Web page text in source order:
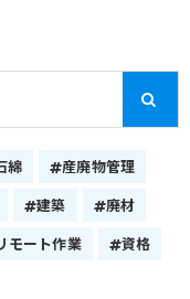
綿
産廃物管理
建築
廃材
モート作業
資格